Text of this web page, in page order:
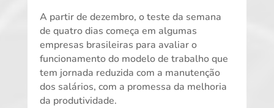
A partir de dezembro, o teste da semana
de quatro dias começa em algumas
empresas brasileiras para avaliar o
funcionamento do modelo de trabalho que
tem jornada reduzida com a manutenção
dos salários, com a promessa da melhoria
da produtividade.